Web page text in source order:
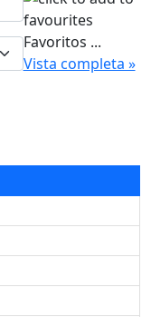
Favoritos ...
Vista completa »